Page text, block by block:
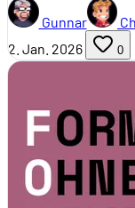
Gunnar
2. Jan. 2026
0